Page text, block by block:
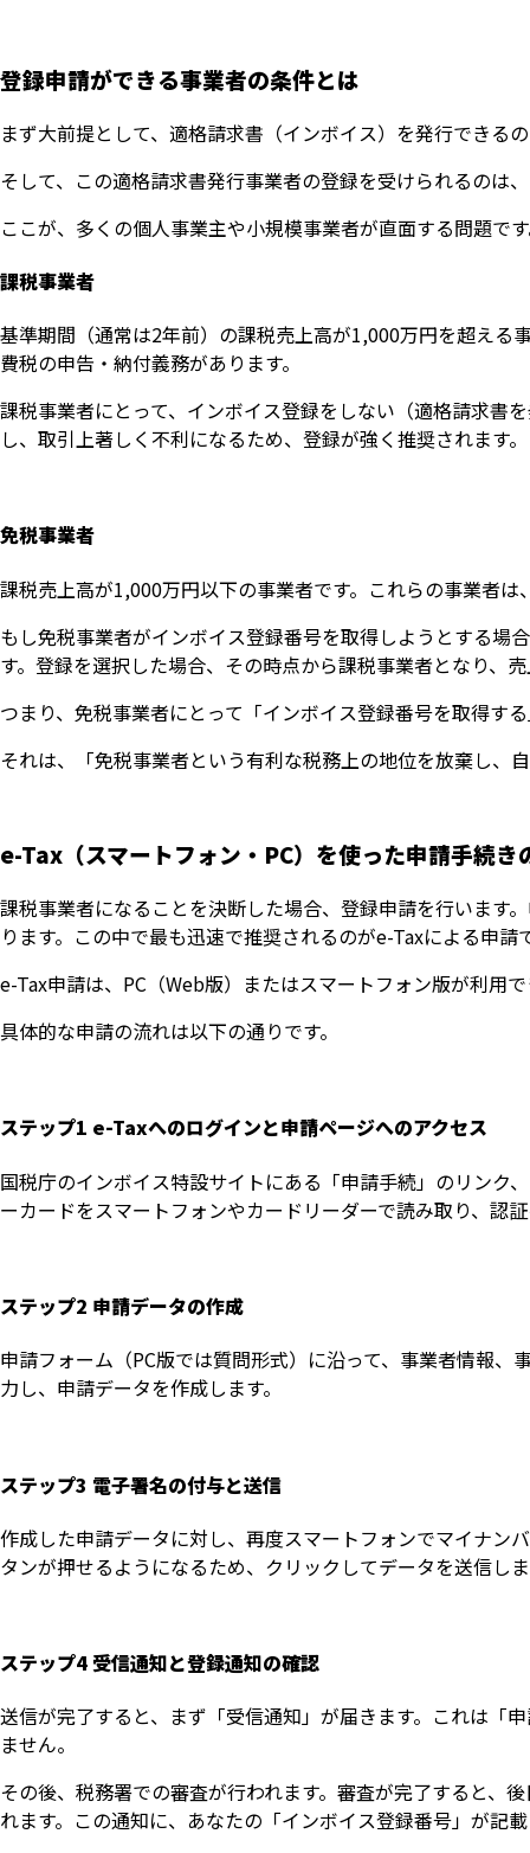
登録申請ができる事業者の条件とは
まず大前提として、適格請求書（インボイス）を発行できる
そして、この適格請求書発行事業者の登録を受けられるのは
ここが、多くの個人事業主や小規模事業者が直面する問題で
課税事業者
基準期間（通常は2年前）の課税売上高が1,000万円を超える
費税の申告・納付義務があります。
課税事業者にとって、インボイス登録をしない（適格請求書
し、取引上著しく不利になるため、登録が強く推奨されます。
免税事業者
課税売上高が1,000万円以下の事業者です。これらの事業者
もし免税事業者がインボイス登録番号を取得しようとする場
す。登録を選択した場合、その時点から課税事業者となり、
つまり、免税事業者にとって「インボイス登録番号を取得す
それは、「免税事業者という有利な税務上の地位を放棄し、
e-Tax（スマートフォン・PC）を使った申請手続き
課税事業者になることを決断した場合、登録申請を行います
ります。この中で最も迅速で推奨されるのがe-Taxによる申請
e-Tax申請は、PC（Web版）またはスマートフォン版が利用
具体的な申請の流れは以下の通りです。
ステップ1 e-Taxへのログインと申請ページへのアクセス
国税庁のインボイス特設サイトにある「申請手続」のリンク
ーカードをスマートフォンやカードリーダーで読み取り、認
ステップ2 申請データの作成
申請フォーム（PC版では質問形式）に沿って、事業者情報
力し、申請データを作成します。
ステップ3 電子署名の付与と送信
作成した申請データに対し、再度スマートフォンでマイナン
タンが押せるようになるため、クリックしてデータを送信し
ステップ4 受信通知と登録通知の確認
送信が完了すると、まず「受信通知」が届きます。これは「
ません。
その後、税務署での審査が行われます。審査が完了すると、
れます。この通知に、あなたの「インボイス登録番号」が記